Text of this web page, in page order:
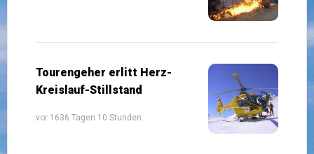
Tourengeher erlitt Herz-
Kreislauf-Stillstand
vor 1636 Tagen 10 Stunden